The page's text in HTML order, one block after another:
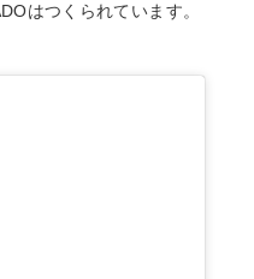
はつくられています。